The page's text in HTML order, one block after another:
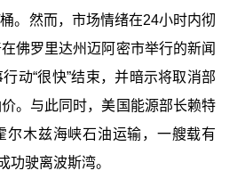
。然而，市场情绪在24小时内彻
佛罗里达州迈阿密市举行的新闻
动“很快”结束，并暗示将取消部
。与此同时，美国能源部长赖特
尔木兹海峡石油运输，一艘载有
功驶离波斯湾。